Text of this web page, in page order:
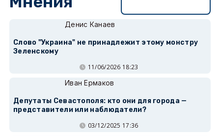
Денис Канаев
Слово "Украина" не принадлежит этому монстру
Зеленскому
11/06/2026 18:23
Иван Ермаков
Депутаты Севастополя: кто они для города —
представители или наблюдатели?
03/12/2025 17:36